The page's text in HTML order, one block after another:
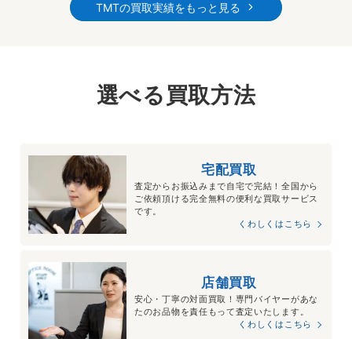
TMTの買取実績をもっと見る
選べる買取方法
宅配買取
査定からお振込みまで自宅で完結！全国から
ご依頼頂ける完全無料の便利な買取サービス
です。
くわしくはこちら
店舗買取
安心・丁寧の対面買取！専門バイヤーがあな
たのお品物を責任もって査定いたします。
くわしくはこちら